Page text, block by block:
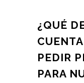
¿QUÉ
PEDIR
PARA